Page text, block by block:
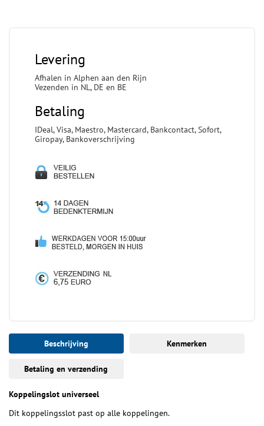
Levering
Afhalen in Alphen aan den Rijn
Vezenden in NL, DE en BE
Betaling
IDeal, Visa, Maestro, Mastercard, Bankcontact, Sofort,
Giropay, Bankoverschrijving
Beschrijving Kenmerken
Betaling en verzending
Koppelingslot universeel
Dit koppelingsslot past op alle koppelingen.